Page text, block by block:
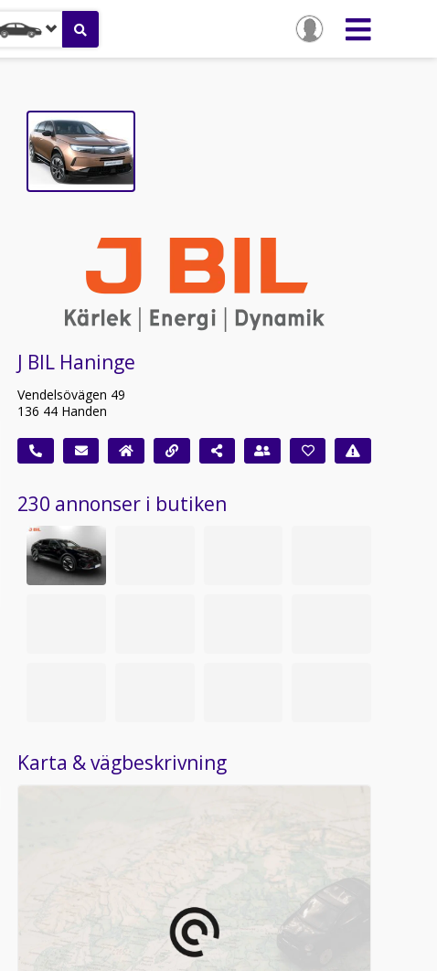
J BIL Haninge
Vendelsövägen 49
136 44 Handen
230 annonser i butiken
Karta & vägbeskrivning